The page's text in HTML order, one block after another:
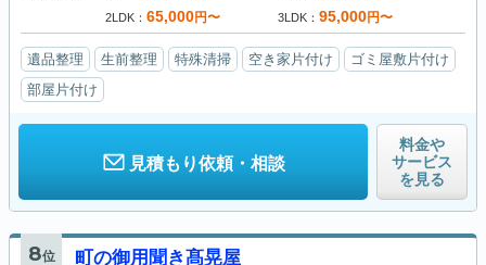
2LDK 65,000円〜 3LDK 95,000円〜
遺品整理 生前整理 特殊清掃 空き家片付け
ゴミ屋敷片付け
部屋片付け
見積もり依頼・相談
料金や
サービス
を見る
8位 町の御用聞き髙晃屋